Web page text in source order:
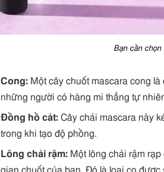
Bạn cần chọn
Cong: Một cây chuốt mascara cong
những người có hàng mi thẳng tự
Đồng hồ cát: Cây chải mascara này
trong khi tạo độ phồng.
Lông chải rậm: Một lông chải rậm